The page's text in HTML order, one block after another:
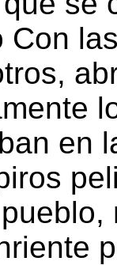
Con
en